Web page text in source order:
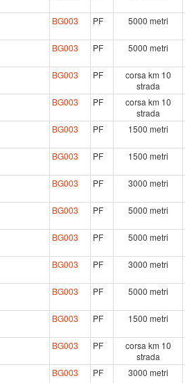
BG003 PF 5000 metri
BG003 PF 5000 metri
BG003 PF
corsa km 10
strada
BG003 PF
corsa km 10
strada
BG003 PF 1500 metri
BG003 PF 1500 metri
BG003 PF 3000 metri
BG003 PF 5000 metri
BG003 PF 5000 metri
BG003 PF 3000 metri
BG003 PF 5000 metri
BG003 PF 1500 metri
BG003 PF
corsa km 10
strada
BG003 PF 3000 metri